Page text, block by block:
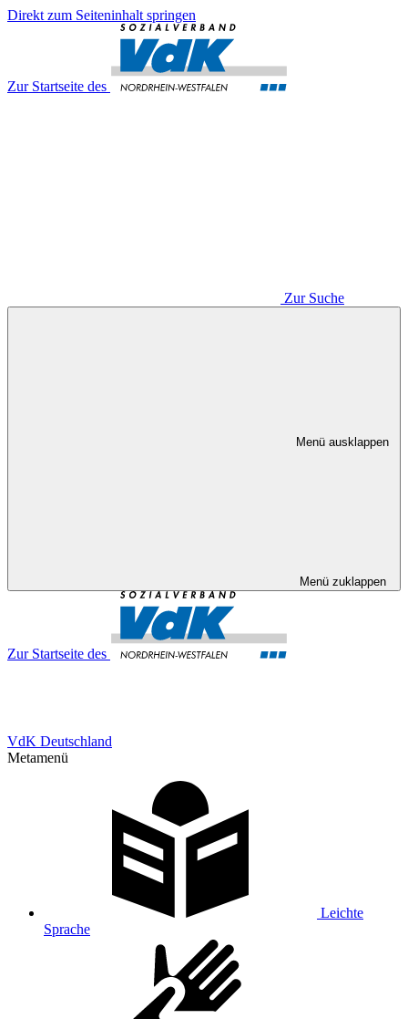
Direkt zum Seiteninhalt springen
Zur Startseite des
Zur Suche
Menü ausklappen
Menü zuklappen
Zur Startseite des
VdK Deutschland
Metamenü
Leichte
Sprache